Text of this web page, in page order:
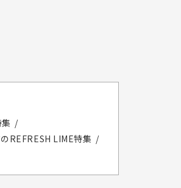
REFRESH LIME特集